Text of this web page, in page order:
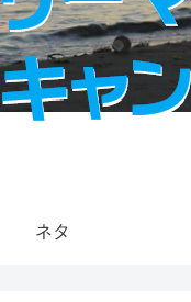
ネタ